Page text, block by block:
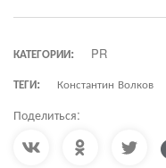
КАТЕГОРИИ:
PR
ТЕГИ:
Константин Волков
Поделиться: